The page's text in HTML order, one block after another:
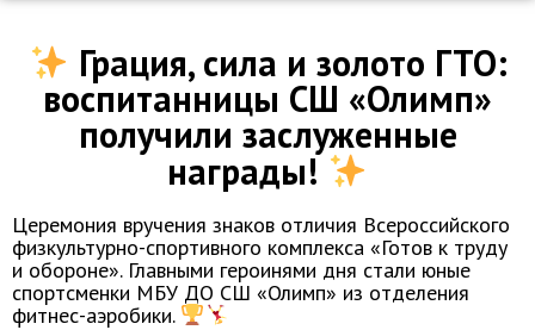
Грация, сила и золото ГТО:
воспитанницы СШ «Олимп»
получили заслуженные
награды!
Церемония вручения знаков отличия Всероссийского
физкультурно-спортивного комплекса «Готов к труду
и обороне». Главными героинями дня стали юные
спортсменки МБУ ДО СШ «Олимп» из отделения
фитнес-аэробики.